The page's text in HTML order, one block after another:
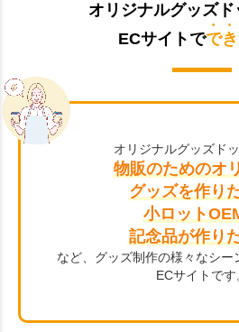
オリジナルグッズ
ECサイトでで
オリジナルグッズド
物販のためのオ
グッズを作り
小ロット
記念品が作り
など、グッズ制作の様々なシー
ECサイトです